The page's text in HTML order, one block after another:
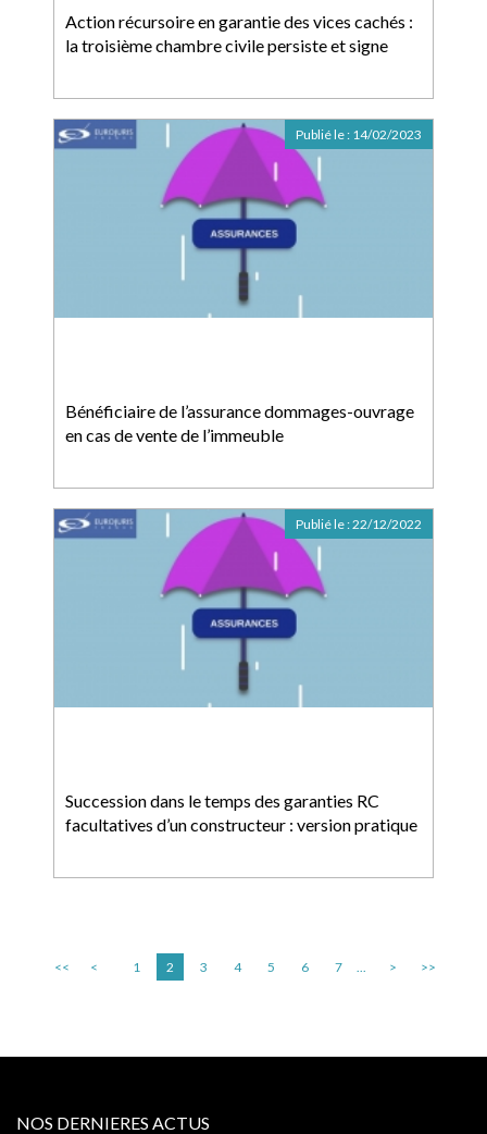
Action récursoire en garantie des vices cachés :
la troisième chambre civile persiste et signe
Bénéficiaire de l’assurance dommages-ouvrage
en cas de vente de l’immeuble
Publié le : 14/02/2023
Succession dans le temps des garanties RC
facultatives d’un constructeur : version pratique
Publié le :22/12/2022
<< < 1 2 3 4 5 6 7 ... > >>
NOS DERNIERES ACTUS